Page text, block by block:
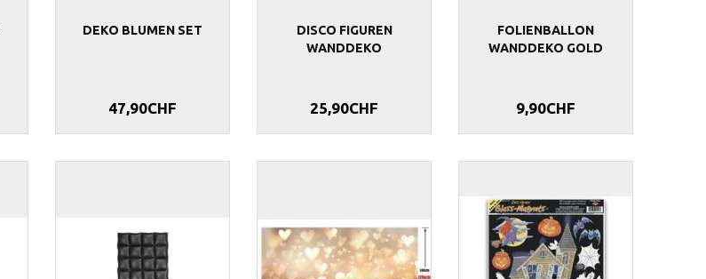
DEKO BLUMEN SET
47,90CHF
DISCO FIGUREN
WANDDEKO
25,90CHF
FOLIENBALLON
WANDDEKO GOLD
9,90CHF